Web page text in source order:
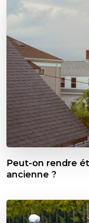
Peut-on rendre
ancienne ?